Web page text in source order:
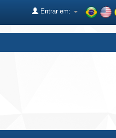
Entrar em: